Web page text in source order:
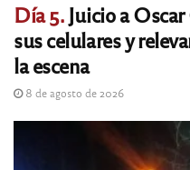
Día 5.Juicio a
sus celulares y
la escena
8 de agosto de 2026